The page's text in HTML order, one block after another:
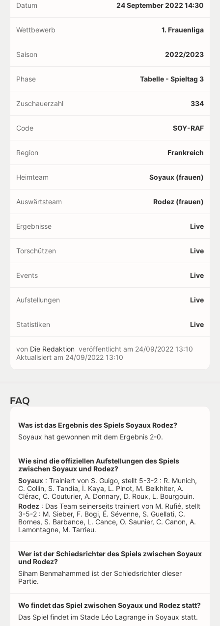
Datum 24 September 2022 14:30
Wettbewerb 1. Frauenliga
Saison 2022/2023
Phase Tabelle - Spieltag 3
Zuschauerzahl 334
Code SOY-RAF
Region Frankreich
Heimteam Soyaux (frauen)
Auswärtsteam Rodez (frauen)
Ergebnisse Live
Torschützen Live
Events Live
Aufstellungen Live
Statistiken Live
von Die Redaktion veröffentlicht am 24/09/2022 13:10
Aktualisiert am 24/09/2022 13:10
FAQ
Was ist das Ergebnis des Spiels Soyaux Rodez?
Soyaux hat gewonnen mit dem Ergebnis 2-0.
Wie sind die offiziellen Aufstellungen des Spiels
zwischen Soyaux und Rodez?
Soyaux : Trainiert von S. Guigo, stellt 5-3-2 : R. Munich,
C. Collin, S. Tandia, İ. Kaya, L. Pinot, M. Belkhiter, A.
Clérac, C. Couturier, A. Donnary, D. Roux, L. Bourgouin.
Rodez : Das Team seinerseits trainiert von M. Rufié, stellt
3-5-2 : M. Sieber, F. Bogi, É. Sévenne, S. Guellati, C.
Bornes, S. Barbance, L. Cance, O. Saunier, C. Canon, A.
Lamontagne, M. Tarrieu.
Wer ist der Schiedsrichter des Spiels zwischen Soyaux
und Rodez?
Siham Benmahammed ist der Schiedsrichter dieser
Partie.
Wo findet das Spiel zwischen Soyaux und Rodez statt?
Das Spiel findet im Stade Léo Lagrange in Soyaux statt.